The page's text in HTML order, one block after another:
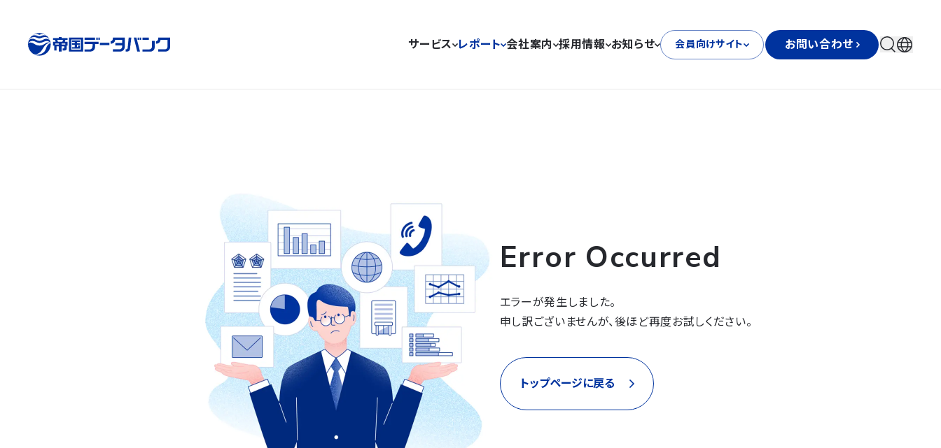
サービス レポート 会社案内 採用情報 お知らせ 会員向けサイト お問い合わせ
Error Occurred
エラーが発生しました。
申し訳ございませんが、後ほど再度お試しください。
トップページに戻る